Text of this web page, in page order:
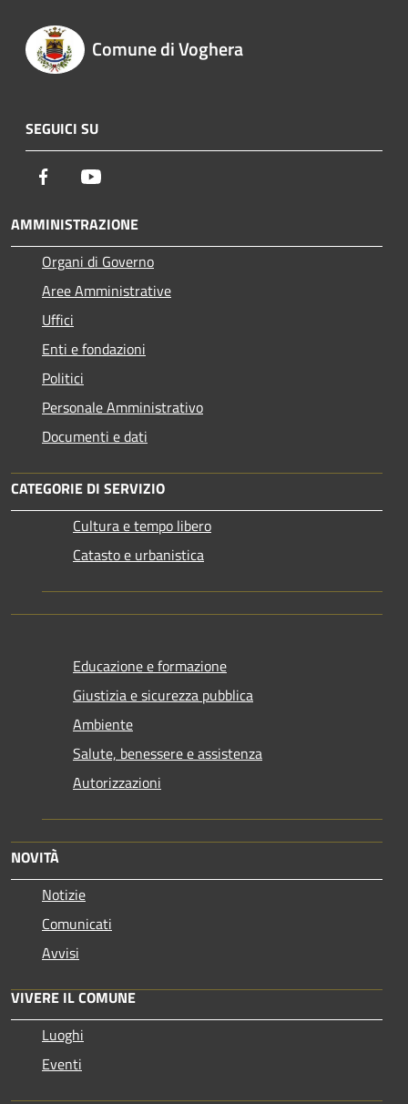
Comune di Voghera
SEGUICI SU
Facebook
AMMINISTRAZIONE
Organi di Governo
Aree Amministrative
Uffici
Enti e fondazioni
Politici
Personale Amministrativo
Documenti e dati
CATEGORIE DI SERVIZIO
Cultura e tempo libero
Catasto e urbanistica
Educazione e formazione
Giustizia e sicurezza pubblica
Ambiente
Salute, benessere e assistenza
Autorizzazioni
NOVITÀ
Notizie
Comunicati
Avvisi
VIVERE IL COMUNE
Luoghi
Eventi